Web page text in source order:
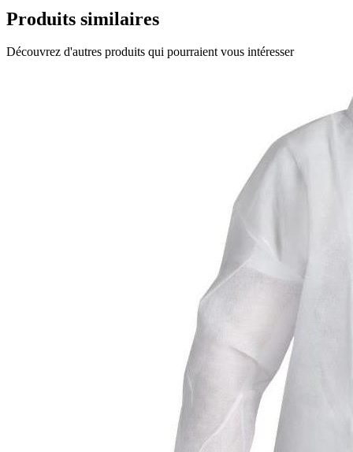
Produits similaires
Découvrez d'autres produits qui pourraient vous intéresser